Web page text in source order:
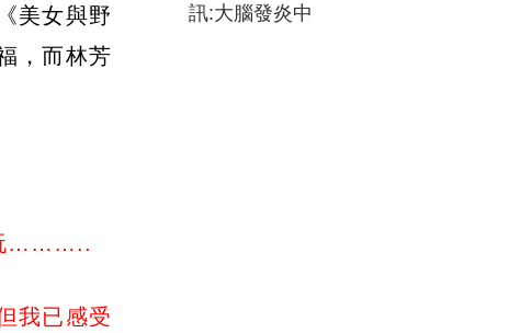
美女與野
，而林芳
玩………..
我已感受
訊:大腦發炎中